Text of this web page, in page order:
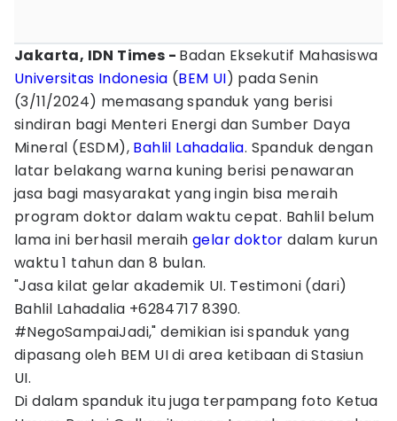
Jakarta, IDN Times - Badan Eksekutif Mahasiswa
Universitas Indonesia (BEM UI) pada Senin
(3/11/2024) memasang spanduk yang berisi
sindiran bagi Menteri Energi dan Sumber Daya
Mineral (ESDM), Bahlil Lahadalia. Spanduk dengan
latar belakang warna kuning berisi penawaran
jasa bagi masyarakat yang ingin bisa meraih
program doktor dalam waktu cepat. Bahlil belum
lama ini berhasil meraih gelar doktor dalam kurun
waktu 1 tahun dan 8 bulan.
"Jasa kilat gelar akademik UI. Testimoni (dari)
Bahlil Lahadalia +6284717 8390.
#NegoSampaiJadi," demikian isi spanduk yang
dipasang oleh BEM UI di area ketibaan di Stasiun
UI.
Di dalam spanduk itu juga terpampang foto Ketua